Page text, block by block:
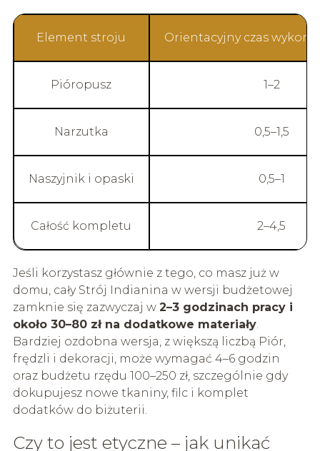
Element stroju Orientacyjny czas
Pióropusz 1–2
Narzutka 0,5–1,5
Naszyjnik i opaski 0,5–1
Całość kompletu 2–4,5
Jeśli korzystasz głównie z tego, co masz już w
domu, cały Strój Indianina w wersji budżetowej
zamknie się zazwyczaj w 2–3 godzinach pracy i
około 30–80 zł na dodatkowe materiały.
Bardziej ozdobna wersja, z większą liczbą Piór,
frędzli i dekoracji, może wymagać 4–6 godzin
oraz budżetu rzędu 100–250 zł, szczególnie gdy
dokupujesz nowe tkaniny, filc i komplet
dodatków do biżuterii.
Czy to jest etyczne – jak unikać